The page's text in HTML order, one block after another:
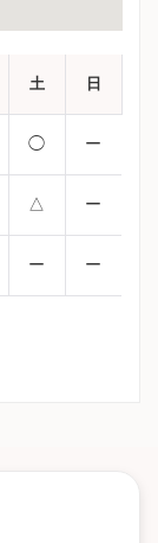
土 日
◯ ー
△ ー
ー ー